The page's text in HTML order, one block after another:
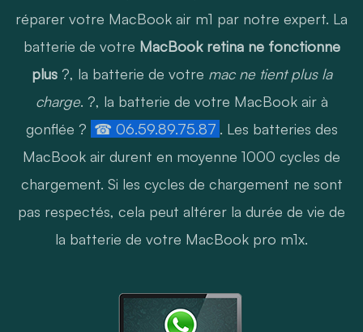
réparer votre MacBook air m1 par notre expert. La
batterie de votre MacBook retina ne fonctionne
plus?, la batterie de votre mac ne tient plus la
charge. ?, la batterie de votre MacBook air à
gonflée ? ☎ 06.59.89.75.87 . Les batteries des
MacBook air durent en moyenne 1000 cycles de
chargement. Si les cycles de chargement ne sont
pas respectés, cela peut altérer la durée de vie de
la batterie de votre MacBook pro m1x.